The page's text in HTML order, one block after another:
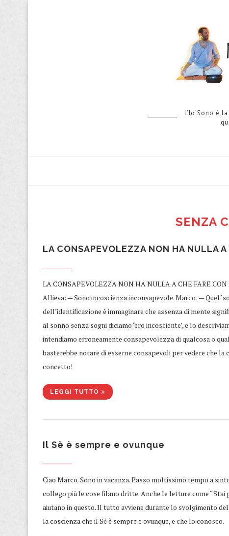
L‘Io Sono è
SENZA
​LA CONSAPEVOLEZZA NON HA NULLA
​LA CONSAPEVOLEZZA NON HA NULLA A CHE FARE
Allieva: — Sono incoscienza inconsapevole. Marco: — Quel
dell’identificazione è immaginare che assenza di mente
al sonno senza sogni diciamo ‘ero incosciente’, e lo
intendiamo erroneamente consapevolezza di qualcosa o
basterebbe notare di esserne consapevoli per vedere che
concetto!
LEGGI TUTTO
Il Sè è sempre e ovunque
Ciao Marco. Sono in vacanza. Passo moltissimo tempo a
collego più le cose filano dritte. Anche le letture come “Stai
aiutano in questo. Il tutto avviene durante lo svolgimento
la coscienza che il Sé è sempre e ovunque, e che lo conosco.